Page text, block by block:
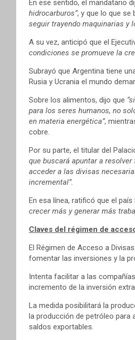
En ese sentido, el mandatario
hidrocarburos”, y que lo que se
seguir trayendo maquinarias y
A su vez, anticipó que el
condiciones se promueve la
Subrayó que Argentina tiene
Rusia y Ucrania el mundo
Sobre los alimentos, dijo que
para los seres humanos, no
en materia energética”,
cobre.
Por su parte, el titular del
que buscará apuntar a
acceder a las divisas
incremental”.
En esa línea, ratificó que el país
crecer más y generar más
Claves del régimen de
El Régimen de Acceso a
fomentar las inversiones y la
Intenta facilitar a las
incremento de la inversión
La medida posibilitará la
la producción de petróleo para
saldos exportables.